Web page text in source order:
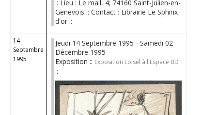
:: Lieu : Le mail, 4; 74160 Saint-Julien-en-
Genevois :: Contact : Librairie Le Sphinx
d'or ::
14
Septembre
1995
Jeudi 14 Septembre 1995 - Samedi 02
Décembre 1995
Exposition :: Exposition Loisel à l'Espace BD
::